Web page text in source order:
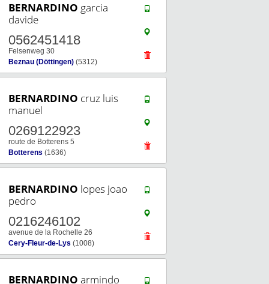
BERNARDINO garcia
davide
0562451418
Felsenweg 30
Beznau (Döttingen) (5312)
BERNARDINO cruz luis
manuel
0269122923
route de Botterens 5
Botterens (1636)
BERNARDINO lopes joao
pedro
0216246102
avenue de la Rochelle 26
Cery-Fleur-de-Lys (1008)
BERNARDINO armindo